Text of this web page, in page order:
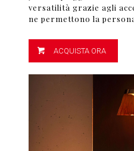
versatilità grazie agli
ne permettono la
ACQUISTA ORA